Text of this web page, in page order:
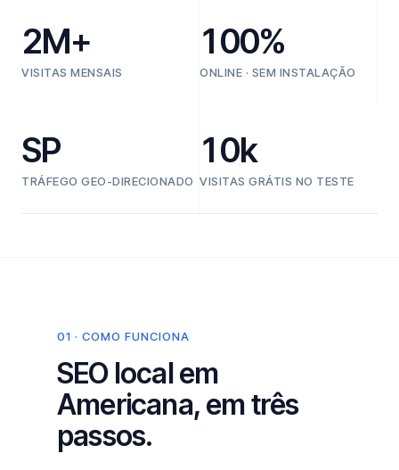
2M+
VISITAS MENSAIS
100%
ONLINE · SEM INSTALAÇÃO
SP
TRÁFEGO GEO-DIRECIONADO
10k
VISITAS GRÁTIS NO TESTE
01 · COMO FUNCIONA
SEO local em
Americana, em três
passos.